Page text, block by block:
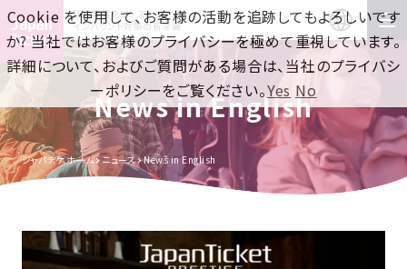
訪日集客をワンストップで！
インバウンド対策の新常識
News in English
ジャパチケ ホーム ニュース News in English
Cookie を使用して、お客様の活動を追跡してもよろしいです
か? 当社ではお客様のプライバシーを極めて重視しています。
詳細について、およびご質問がある場合は、当社のプライバシ
ーポリシーをご覧ください。Yes No